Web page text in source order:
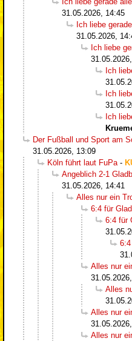
31.05.2026, 14:45
Ich liebe
31.05.2026,
Ich liebe
Ich
Ich
Ich
Der Fußball und Sport am
31.05.2026, 13:09
Köln führt laut FuPa -
Angeblich 2-1
31.05.2026, 14:41
Alles nur ein
6:4 für
6:4 für
Alles nur
Alles
Alles nur
Alles nur